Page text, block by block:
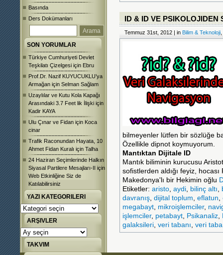
Basında
Ders Dokümanları
SON YORUMLAR
Türkiye Cumhuriyeti Devlet
Teşkilatı Çizelgesi için Ebru
Prof.Dr. Nazif KUYUCUKLU’ya
Armağan için Selman Sağlam
Uzaylılar ve Kutu Kola Kapağı
Arasındaki 3.7 Feet lik İlişki için
Kadir KAYA
Ulu Çınar ve Fidan için Koca
cinar
Trafik Raconundan Hayata, 10
Ahmet Fidan Kuralı için Talha
24 Haziran Seçimlerinde Halkın
Siyasal Partilere Mesajları-II için
Web Etkinliğine Siz de
Katılabilirsiniz
YAZI KATEGORILERI
Yazı
Kategorileri
ARŞIVLER
Arşivler
TAKVIM
ID & ID VE PSIKOLOJIDEN
Temmuz 31st, 2012 | in Bilim & Teknoloji
bilmeyenler lütfen bir sözlüğe
Özellikle dipnot koymuyorum.
Mantıktan Dijitale ID
Mantık biliminin kurucusu
sofistlerden aldığı feyiz,
Makedonya'lı bir Hekimin oğlu
Etiketler: aristo, aydi, bilinç altı,
davranış, dijital toplum, eflatun,
megabayt, mikroişlemciler,
işlemciler, petabayt, Psikanaliz,
galaksileri, veri tabanı, veri